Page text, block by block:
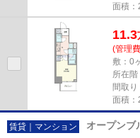
面積：
11.3
(管理
敷：0
所在
間取
面積：
賃貸｜マンション オープンブ